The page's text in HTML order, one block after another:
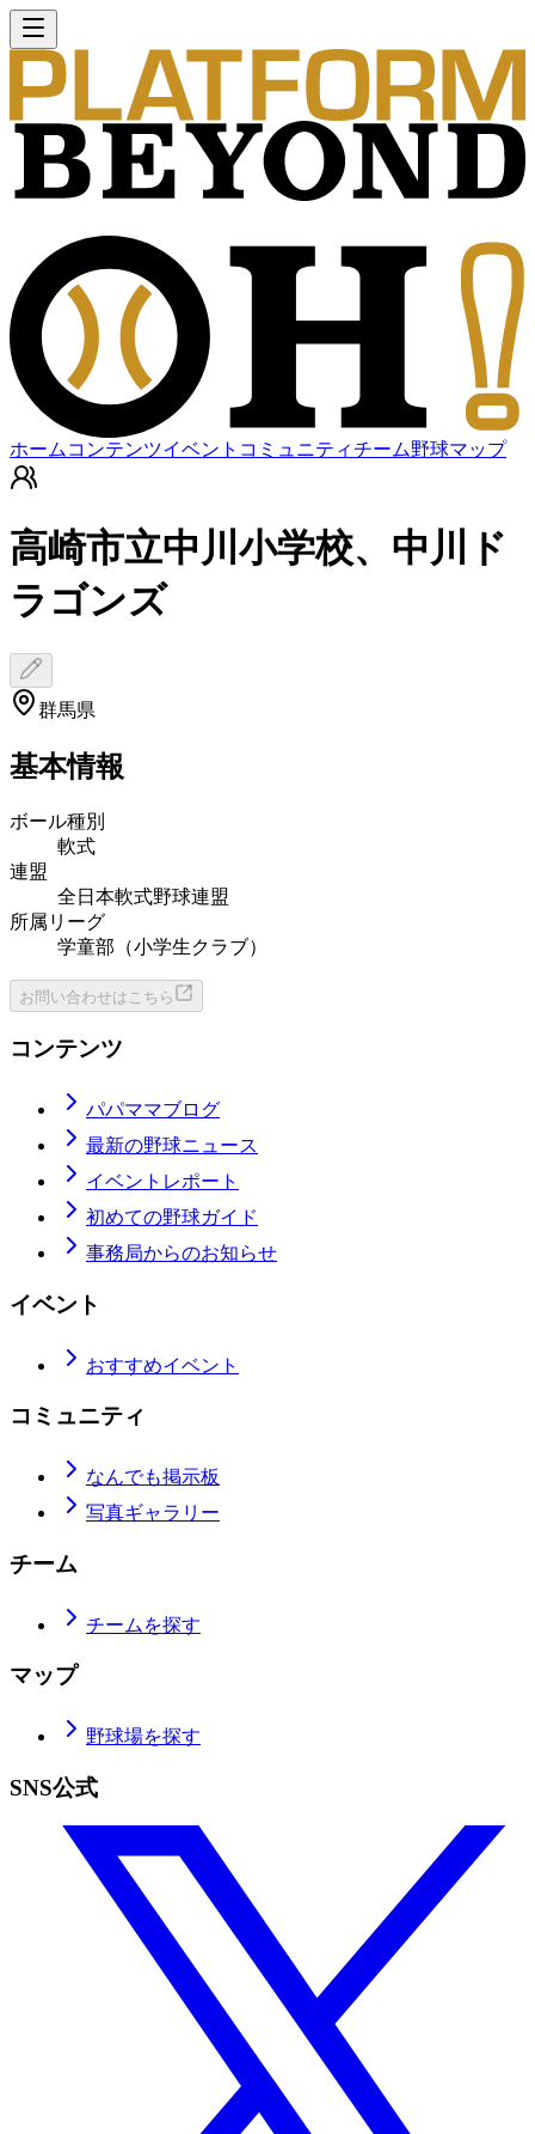
ホーム コンテンツイベント コミュニティチーム野球マップ
高崎市立中川小学校、中川ド
ラゴンズ
群馬県
基本情報
ボール種別
軟式
連盟
全日本軟式野球連盟
所属リーグ
学童部（小学生クラブ）
お問い合わせはこちら
コンテンツ
パパママブログ
最新の野球ニュース
イベントレポート
初めての野球ガイド
事務局からのお知らせ
イベント
おすすめイベント
コミュニティ
なんでも掲示板
写真ギャラリー
チーム
チームを探す
マップ
野球場を探す
SNS公式